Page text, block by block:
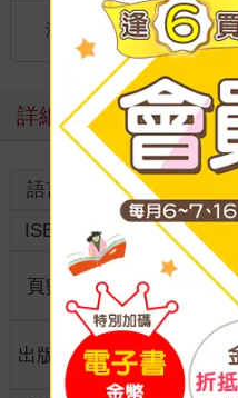
海外
國際快遞：全球
港澳店取：
詳細資料
語言 中文繁體
ISBN
9789864459056
頁數 294
出版地 台灣